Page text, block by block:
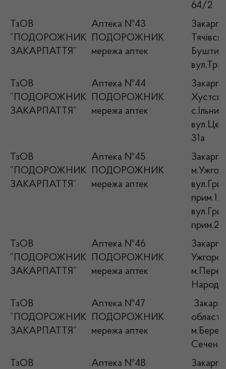
64/2
ТзОВ
“ПОДОРОЖНИК
ЗАКАРПАТТЯ”
Аптека №43
ПОДОРОЖНИК
мережа аптек
ТзОВ
“ПОДОРОЖНИК
ЗАКАРПАТТЯ”
Аптека №44
ПОДОРОЖНИК
мережа аптек
31а
ТзОВ
“ПОДОРОЖНИК
ЗАКАРПАТТЯ”
Аптека №45
ПОДОРОЖНИК
мережа аптек
прим.1/
прим.2
ТзОВ
“ПОДОРОЖНИК
ЗАКАРПАТТЯ”
Аптека №46
ПОДОРОЖНИК
мережа аптек
ТзОВ
“ПОДОРОЖНИК
ЗАКАРПАТТЯ”
Аптека №47
ПОДОРОЖНИК
мережа аптек
область,
Сечені
ТзОВ
Аптека №48